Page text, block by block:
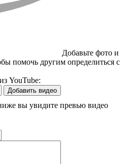
Добавьте фото и
помочь другим определиться с
YouTube:
Добавить видео
вы увидите превью видео